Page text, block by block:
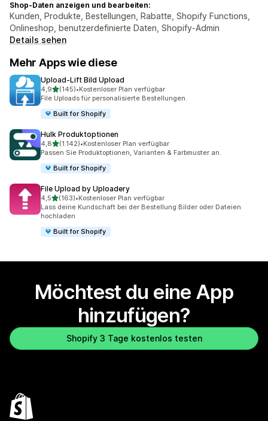
Shop-Daten anzeigen und bearbeiten:
Kunden, Produkte, Bestellungen, Rabatte, Shopify Functions,
Onlineshop, benutzerdefinierte Daten, Shopify-Admin
Details sehen
Mehr Apps wie diese
Upload‑Lift Bild Upload
4,9von 5 Sternen
(145)
145 Rezensionen insgesamt
•Kostenloser Plan verfügbar
File Uploads für personalisierte Bestellungen.
Built for Shopify
Hulk Produktoptionen
4,8von 5 Sternen
(1.142)
1142 Rezensionen insgesamt
•Kostenloser Plan verfügbar
Passen Sie Produkt­optionen, Varianten & Farbmuster an.
Built for Shopify
File Upload by Uploadery
4,5von 5 Sternen
(163)
163 Rezensionen insgesamt
•Kostenloser Plan verfügbar
Lass deine Kundschaft bei der Bestellung Bilder oder Dateien
hochladen
Built for Shopify
Möchtest du eine App
hinzufügen?
Shopify 3 Tage kostenlos testen